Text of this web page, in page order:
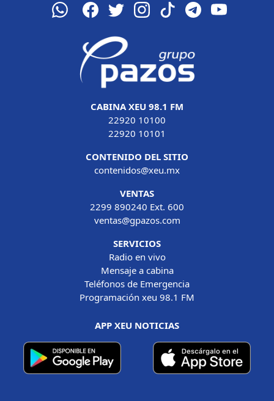
CABINA XEU 98.1 FM
22920 10100
22920 10101
CONTENIDO DEL SITIO
contenidos@xeu.mx
VENTAS
2299 890240 Ext. 600
ventas@gpazos.com
SERVICIOS
Radio en vivo
Mensaje a cabina
Teléfonos de Emergencia
Programación xeu 98.1 FM
APP XEU NOTICIAS